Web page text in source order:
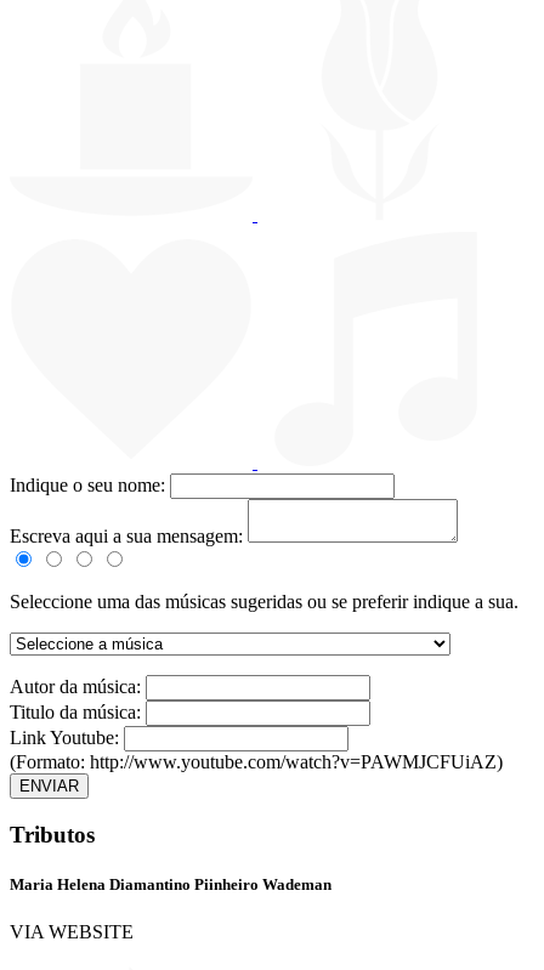
Indique o seu nome:
Escreva aqui a sua mensagem:
Seleccione uma das músicas sugeridas ou se preferir indique a sua.
Autor da música:
Titulo da música:
Link Youtube:
(Formato: http://www.youtube.com/watch?v=PAWMJCFUiAZ)
ENVIAR
Tributos
Maria Helena Diamantino Piinheiro Wademan
VIA WEBSITE